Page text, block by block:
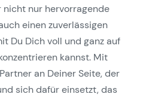
nicht nur hervorragende
einen zuverlässigen
Du Dich voll und ganz auf
kannst. Mit
an Deiner Seite, der
sich dafür einsetzt, das